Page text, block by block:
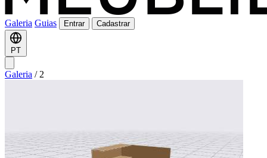
Galeria Guias Entrar Cadastrar
PT
Galeria / 2